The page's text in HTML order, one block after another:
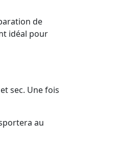
de
idéal pour
sec. Une fois
au